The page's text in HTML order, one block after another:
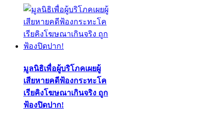
มูลนิธิเพื่อผู้บริโภคเผยผู้
เสียหายคดีฟ้องกระทะโค
เรียคิงโฆษณาเกินจริง ถูก
ฟ้องปิดปาก!